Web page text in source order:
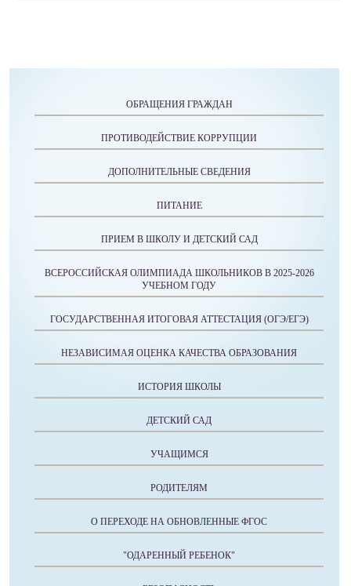
ОБРАЩЕНИЯ ГРАЖДАН
ПРОТИВОДЕЙСТВИЕ КОРРУПЦИИ
ДОПОЛНИТЕЛЬНЫЕ СВЕДЕНИЯ
ПИТАНИЕ
ПРИЕМ В ШКОЛУ И ДЕТСКИЙ САД
ВСЕРОССИЙСКАЯ ОЛИМПИАДА ШКОЛЬНИКОВ В 2025-2026
УЧЕБНОМ ГОДУ
ГОСУДАРСТВЕННАЯ ИТОГОВАЯ АТТЕСТАЦИЯ (ОГЭ/ЕГЭ)
НЕЗАВИСИМАЯ ОЦЕНКА КАЧЕСТВА ОБРАЗОВАНИЯ
ИСТОРИЯ ШКОЛЫ
ДЕТСКИЙ САД
УЧАЩИМСЯ
РОДИТЕЛЯМ
О ПЕРЕХОДЕ НА ОБНОВЛЕННЫЕ ФГОС
"ОДАРЕННЫЙ РЕБЕНОК"